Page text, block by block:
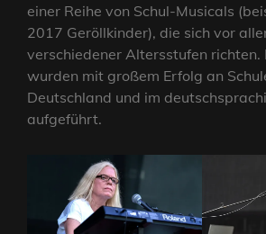
einer Reihe von Schul-Musicals
2017 Geröllkinder), die sich vor
verschiedener Altersstufen richten.
wurden mit großem Erfolg an
Deutschland und im
aufgeführt.